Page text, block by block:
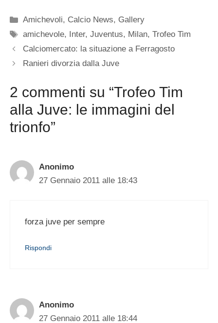
Categorie
Amichevoli, Calcio News, Gallery
Tag
amichevole, Inter,Juventus, Milan,Trofeo Tim
Calciomercato: la situazione a Ferragosto
Ranieri divorzia dalla Juve
2 commenti su “Trofeo Tim
alla Juve: le immagini del
trionfo”
Anonimo
27 Gennaio 2011 alle 18:43
forza juve per sempre
Rispondi
Anonimo
27 Gennaio 2011 alle 18:44